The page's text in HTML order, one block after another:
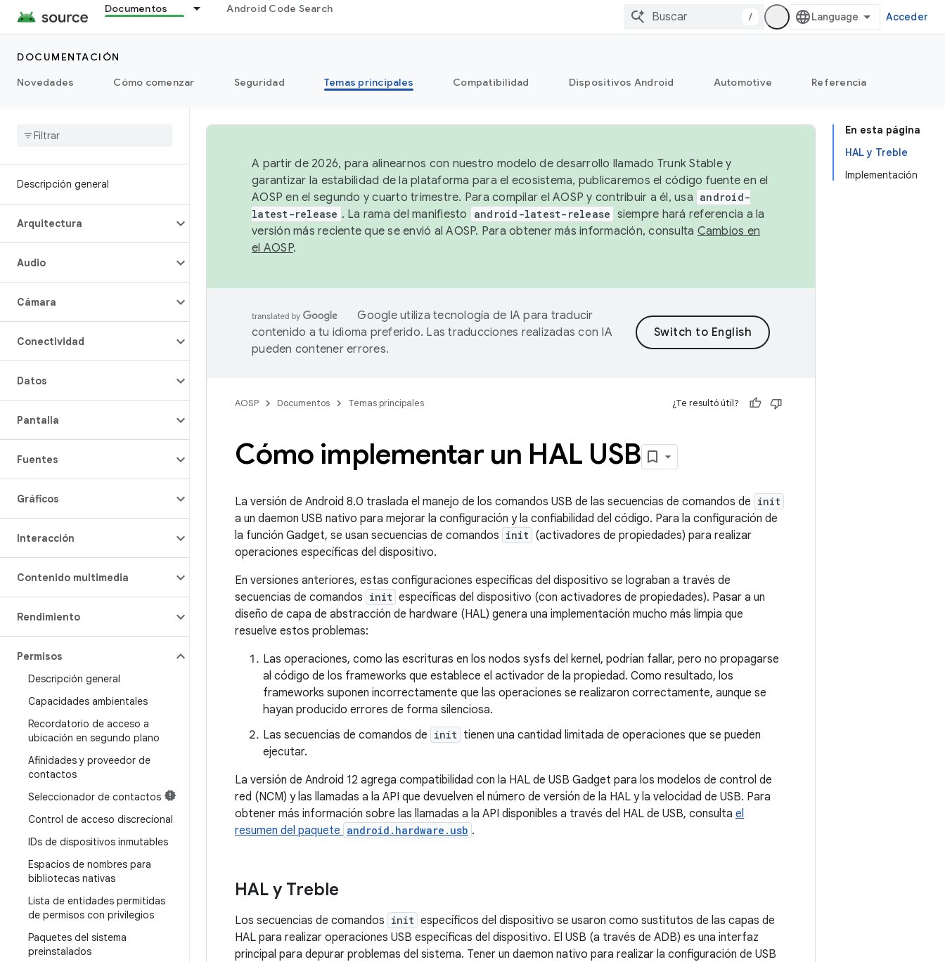
Documentos Android Code Search
/ Acceder
DOCUMENTACIÓN
Novedades
Cómo comenzar Seguridad Temas principales Compatibilidad Dispositivos Android Automotive Referencia
Descripción general
Arquitectura
Audio
Cámara
Conectividad
Datos
Pantalla
Fuentes
Gráficos
Interacción
Contenido multimedia
Rendimiento
Permisos
Descripción general
Capacidades ambientales
Recordatorio de acceso a
ubicación en segundo plano
Afinidades y proveedor de
contactos
Seleccionador de contactos
Control de acceso discrecional
IDs de dispositivos inmutables
Espacios de nombres para
bibliotecas nativas
Lista de entidades permitidas
de permisos con privilegios
Paquetes del sistema
preinstalados
En esta página
HAL y Treble
Implementación
A partir de 2026, para alinearnos con nuestro modelo de desarrollo llamado Trunk Stable y
garantizar la estabilidad de la plataforma para el ecosistema, publicaremos el código fuente en el
AOSP en el segundo y cuarto trimestre. Para compilar el AOSP y contribuir a él, usa android-
latest-release . La rama del manifiesto android-latest-release siempre hará referencia a la
versión más reciente que se envió al AOSP. Para obtener más información, consulta Cambios en
el AOSP.
Google utiliza tecnología de IA para traducir
contenido a tu idioma preferido. Las traducciones realizadas con IA
pueden contener errores.
AOSP Documentos Temas principales ¿Te resultó útil?
Cómo implementar un HAL USB
La versión de Android 8.0 traslada el manejo de los comandos USB de las secuencias de comandos de init
a un daemon USB nativo para mejorar la configuración y la confiabilidad del código. Para la configuración de
la función Gadget, se usan secuencias de comandos init (activadores de propiedades) para realizar
operaciones específicas del dispositivo.
En versiones anteriores, estas configuraciones específicas del dispositivo se lograban a través de
secuencias de comandos init específicas del dispositivo (con activadores de propiedades). Pasar a un
diseño de capa de abstracción de hardware (HAL) genera una implementación mucho más limpia que
resuelve estos problemas:
Las operaciones, como las escrituras en los nodos sysfs del kernel, podrían fallar, pero no propagarse
al código de los frameworks que establece el activador de la propiedad. Como resultado, los
frameworks suponen incorrectamente que las operaciones se realizaron correctamente, aunque se
hayan producido errores de forma silenciosa.
Las secuencias de comandos de init tienen una cantidad limitada de operaciones que se pueden
ejecutar.
La versión de Android 12 agrega compatibilidad con la HAL de USB Gadget para los modelos de control de
red (NCM) y las llamadas a la API que devuelven el número de versión de la HAL y la velocidad de USB. Para
obtener más información sobre las llamadas a la API disponibles a través del HAL de USB, consulta el
resumen del paquete android.hardware.usb .
HAL y Treble
Los secuencias de comandos init específicos del dispositivo se usaron como sustitutos de las capas de
HAL para realizar operaciones USB específicas del dispositivo. El USB (a través de ADB) es una interfaz
principal para depurar problemas del sistema. Tener un daemon nativo para realizar la configuración de USB